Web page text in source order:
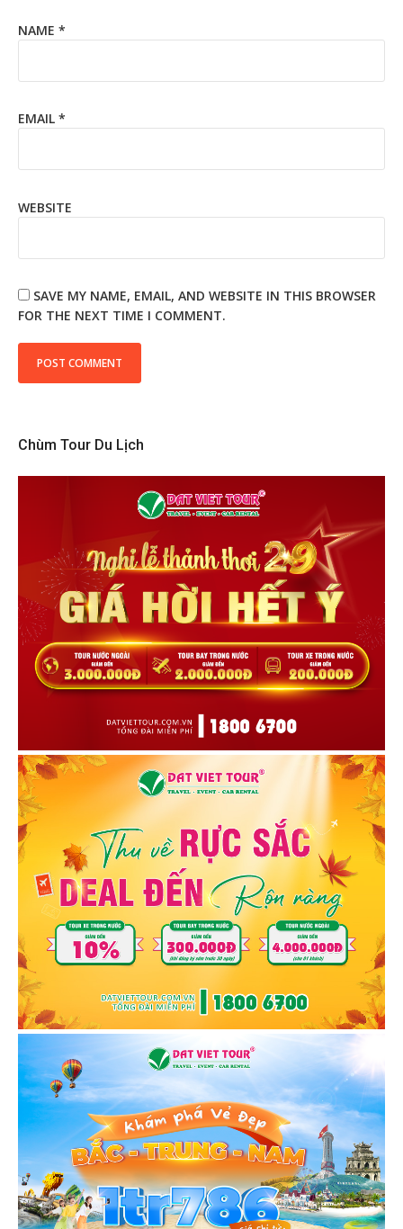
NAME *
EMAIL *
WEBSITE
SAVE MY NAME, EMAIL, AND WEBSITE IN THIS BROWSER
FOR THE NEXT TIME I COMMENT.
Chùm Tour Du Lịch